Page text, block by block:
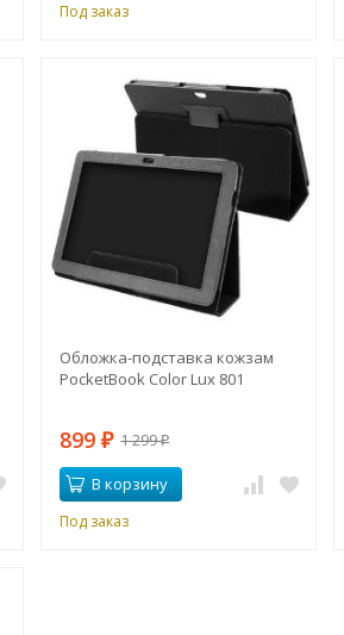
Под заказ
Обложка-подставка кожзам
PocketBook Color Lux 801
899₽ 1 299₽
В корзину
Под заказ